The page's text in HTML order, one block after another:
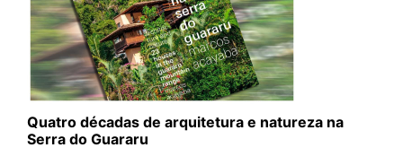
Quatro décadas de arquitetura e natureza na
Serra do Guararu